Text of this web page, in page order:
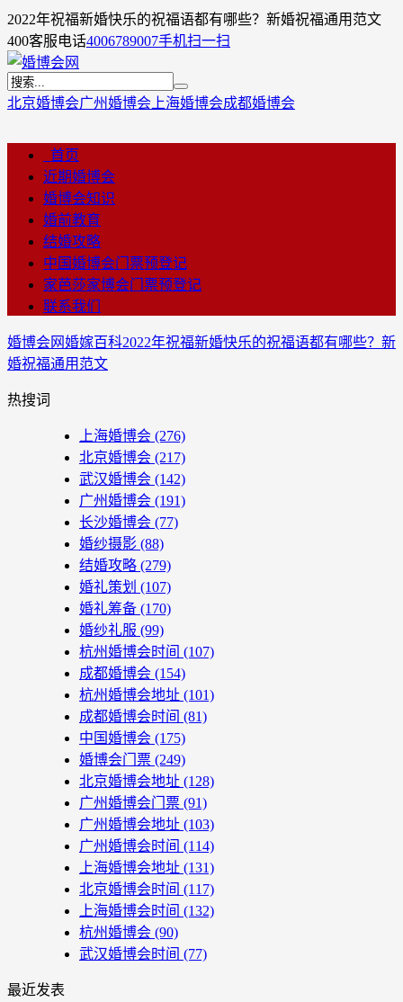
2022年祝福新婚快乐的祝福语都有哪些？新婚祝福通用范文
400客服电话4006789007手机扫一扫
北京婚博会广州婚博会 上海婚博会成都婚博会
首页
近期婚博会
婚博会知识
婚前教育
结婚攻略
中国婚博会门票预登记
家芭莎家博会门票预登记
联系我们
婚博会网婚嫁百科2022年祝福新婚快乐的祝福语都有哪些？新
婚祝福通用范文
热搜词
上海婚博会 (276)
北京婚博会 (217)
武汉婚博会 (142)
广州婚博会 (191)
长沙婚博会 (77)
婚纱摄影 (88)
结婚攻略 (279)
婚礼策划 (107)
婚礼筹备 (170)
婚纱礼服 (99)
杭州婚博会时间 (107)
成都婚博会 (154)
杭州婚博会地址 (101)
成都婚博会时间 (81)
中国婚博会 (175)
婚博会门票 (249)
北京婚博会地址 (128)
广州婚博会门票 (91)
广州婚博会地址 (103)
广州婚博会时间 (114)
上海婚博会地址 (131)
北京婚博会时间 (117)
上海婚博会时间 (132)
杭州婚博会 (90)
武汉婚博会时间 (77)
最近发表